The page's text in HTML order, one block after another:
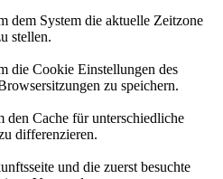
dem System die aktuelle Zeitzone
stellen.
die Cookie Einstellungen des
zu speichern.
den Cache für unterschiedliche
differenzieren.
und die zuerst besuchte